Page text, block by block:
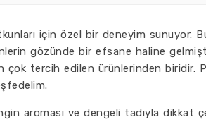
için özel bir deneyim sunuyor.
gözünde bir efsane haline
çok tercih edilen ürünlerinden biridir.
aroması ve dengeli tadıyla dikkat